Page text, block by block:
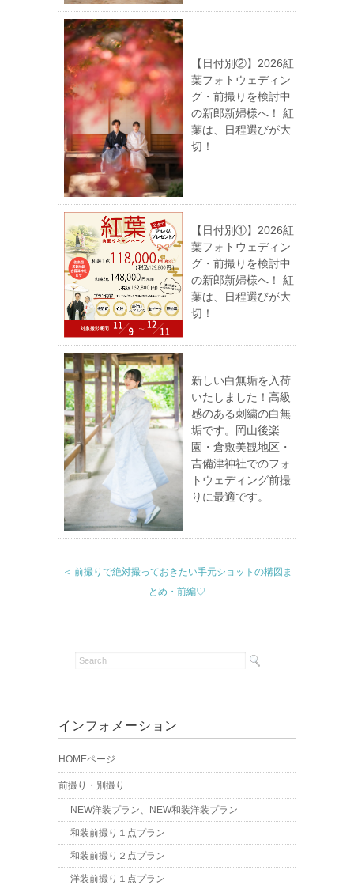
【日付別②】2026紅
葉フォトウェディン
グ・前撮りを検討中
の新郎新婦様へ！ 紅
葉は、日程選びが大
切！
【日付別①】2026紅
葉フォトウェディン
グ・前撮りを検討中
の新郎新婦様へ！ 紅
葉は、日程選びが大
切！
新しい白無垢を入荷
いたしました！高級
感のある刺繍の白無
垢です。岡山後楽
園・倉敷美観地区・
吉備津神社でのフォ
トウェディング前撮
りに最適です。
＜ 前撮りで絶対撮っておきたい手元ショットの構図ま
とめ・前編♡
インフォメーション
HOMEページ
前撮り・別撮り
NEW洋装プラン、NEW和装洋装プラン
和装前撮り１点プラン
和装前撮り２点プラン
洋装前撮り１点プラン